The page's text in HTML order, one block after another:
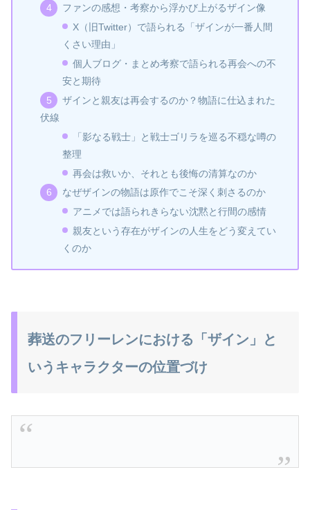
ファンの感想・考察から浮かび上がるザイン像
X（旧Twitter）で語られる「ザインが一番人間
くさい理由」
個人ブログ・まとめ考察で語られる再会への不
安と期待
ザインと親友は再会するのか？物語に仕込まれた
伏線
「影なる戦士」と戦士ゴリラを巡る不穏な噂の
整理
再会は救いか、それとも後悔の清算なのか
なぜザインの物語は原作でこそ深く刺さるのか
アニメでは語られきらない沈黙と行間の感情
親友という存在がザインの人生をどう変えてい
くのか
葬送のフリーレンにおける「ザイン」と
いうキャラクターの位置づけ